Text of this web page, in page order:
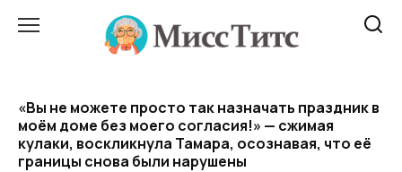
«Вы не можете просто так назначать праздник в
моём доме без моего согласия!» — сжимая
кулаки, воскликнула Тамара, осознавая, что её
границы снова были нарушены